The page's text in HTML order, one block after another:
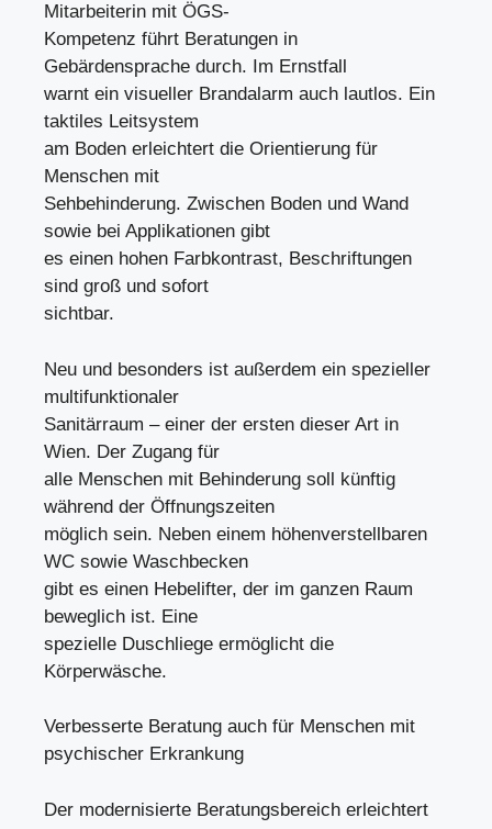
Mitarbeiterin mit ÖGS-
Kompetenz führt Beratungen in
Gebärdensprache durch. Im Ernstfall
warnt ein visueller Brandalarm auch lautlos. Ein
taktiles Leitsystem
am Boden erleichtert die Orientierung für
Menschen mit
Sehbehinderung. Zwischen Boden und Wand
sowie bei Applikationen gibt
es einen hohen Farbkontrast, Beschriftungen
sind groß und sofort
sichtbar.
Neu und besonders ist außerdem ein spezieller
multifunktionaler
Sanitärraum – einer der ersten dieser Art in
Wien. Der Zugang für
alle Menschen mit Behinderung soll künftig
während der Öffnungszeiten
möglich sein. Neben einem höhenverstellbaren
WC sowie Waschbecken
gibt es einen Hebelifter, der im ganzen Raum
beweglich ist. Eine
spezielle Duschliege ermöglicht die
Körperwäsche.
Verbesserte Beratung auch für Menschen mit
psychischer Erkrankung
Der modernisierte Beratungsbereich erleichtert